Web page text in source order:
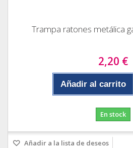
Trampa ratones metálica
2,20 €
Añadir al carrito
En stock
Añadir a la lista de deseos